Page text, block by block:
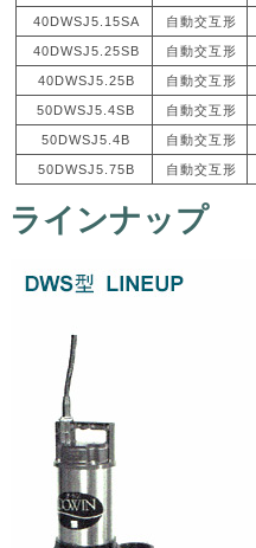
40DWSJ5.15SA 自動交互形
40DWSJ5.25SB 自動交互形
40DWSJ5.25B 自動交互形
50DWSJ5.4SB 自動交互形
50DWSJ5.4B 自動交互形
50DWSJ5.75B 自動交互形
ラインナップ